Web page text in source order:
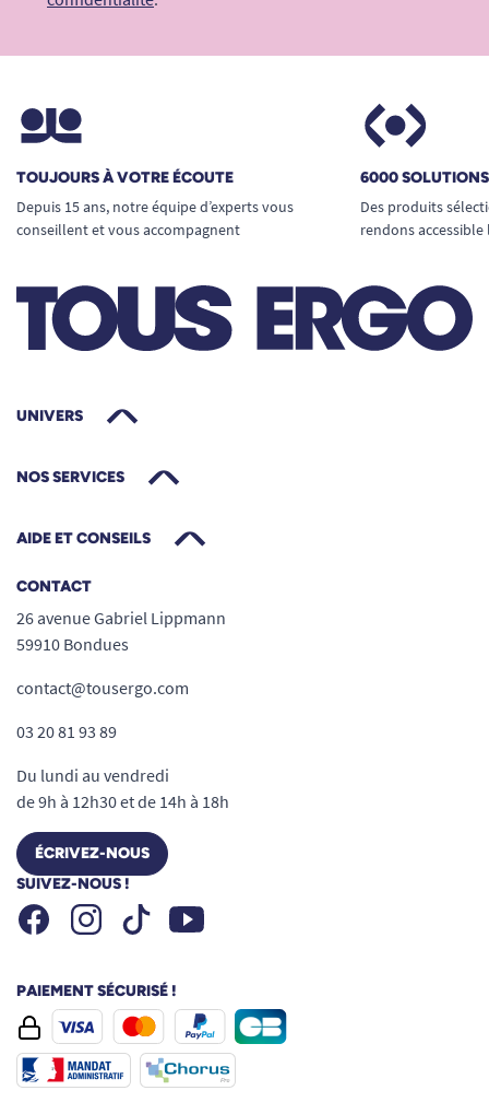
TOUJOURS À VOTRE ÉCOUTE
Depuis 15 ans, notre équipe d’experts vous
conseillent et vous accompagnent
6000
Des produits
rendons
UNIVERS
NOS SERVICES
AIDE ET CONSEILS
CONTACT
26 avenue Gabriel Lippmann
59910 Bondues
contact@tousergo.com
03 20 81 93 89
Du lundi au vendredi
de 9h à 12h30 et de 14h à 18h
ÉCRIVEZ-NOUS
SUIVEZ-NOUS !
FacebookInstagramTiktok Youtube
PAIEMENT SÉCURISÉ !